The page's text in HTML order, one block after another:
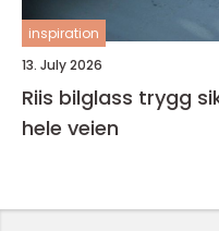
inspiration
13. July 2026
Riis bilglass trygg sikt og fagmessig arbeid
hele veien